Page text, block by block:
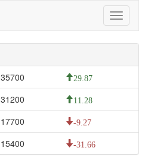
Toggle
35700 29.87
31200 11.28
17700 -9.27
15400 -31.66